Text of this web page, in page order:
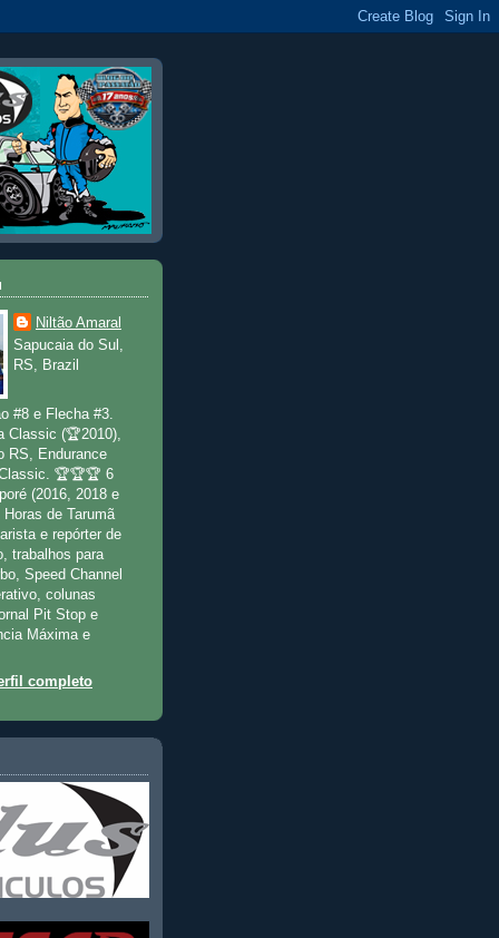
Niltão Amaral
Sapucaia do Sul,
RS, Brazil
#8 e Flecha #3.
Classic (🏆2010),
RS, Endurance
🏆🏆🏆 6
(2016, 2018 e
de Tarumã
e repórter de
trabalhos para
Speed Channel
colunas
Pit Stop e
Máxima e
completo